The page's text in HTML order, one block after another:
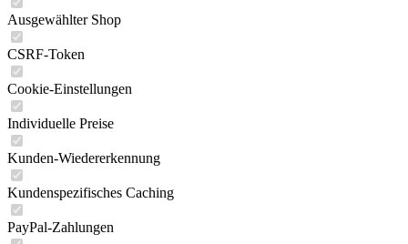
Ausgewählter Shop
CSRF-Token
Cookie-Einstellungen
Individuelle Preise
Kunden-Wiedererkennung
Kundenspezifisches Caching
PayPal-Zahlungen